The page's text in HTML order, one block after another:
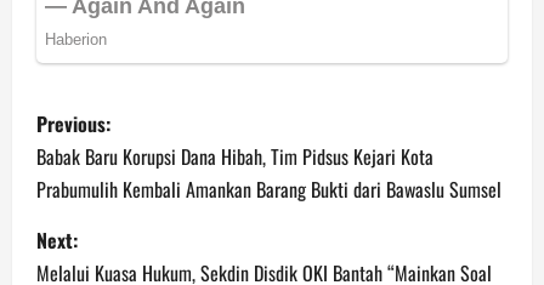
P
o
s
t
Previous:
Babak Baru Korupsi Dana Hibah, Tim Pidsus Kejari Kota
Prabumulih Kembali Amankan Barang Bukti dari Bawaslu Sumsel
Next:
Melalui Kuasa Hukum, Sekdin Disdik OKI Bantah “Mainkan Soal